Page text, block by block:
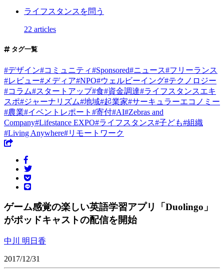
ライフスタンスを問う
22 articles
タグ一覧
#デザイン#コミュニティ#Sponsored#ニュース#フリーランス
#レビュー# メディア#NPO#ウェルビーイング#テクノロジー
#コラム#スタートアップ#食#資金調達#ライフスタンスエキ
スポ#ジャーナリズム#地域#起業家#サーキュラーエコノミー
#農業#イベントレポート #寄付#AI#Zebras and
Company#Lifestance EXPO#ライフスタンス#子ども#組織
#Living Anywhere#リモートワーク
ゲーム感覚の楽しい英語学習アプリ「Duolingo」
がポッドキャストの配信を開始
中川 明日香
2017/12/31